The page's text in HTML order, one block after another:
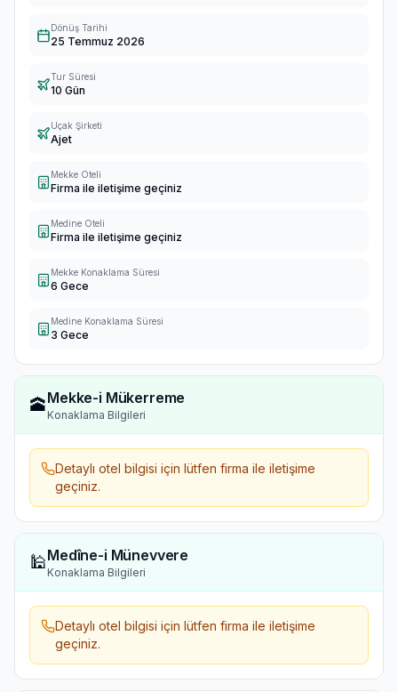
Dönüş Tarihi
25 Temmuz 2026
Tur Süresi
10 Gün
Uçak Şirketi
Ajet
Mekke Oteli
Firma ile iletişime geçiniz
Medine Oteli
Firma ile iletişime geçiniz
Mekke Konaklama Süresi
6 Gece
Medine Konaklama Süresi
3 Gece
🕋Mekke-i Mükerreme
Konaklama Bilgileri
Detaylı otel bilgisi için lütfen firma ile iletişime
geçiniz.
🕌Medîne-i Münevvere
Konaklama Bilgileri
Detaylı otel bilgisi için lütfen firma ile iletişime
geçiniz.